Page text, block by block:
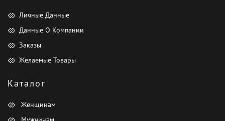
Личные Данные
Данные О Компании
Заказы
Желаемые Товары
Каталог
Женщинам